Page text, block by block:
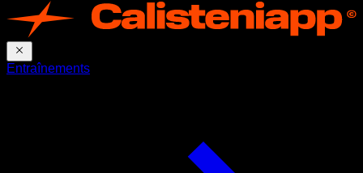
Entraînements